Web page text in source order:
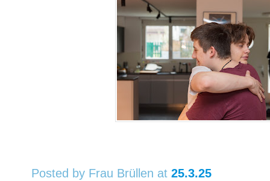
Posted by Frau Brüllen at 25.3.25